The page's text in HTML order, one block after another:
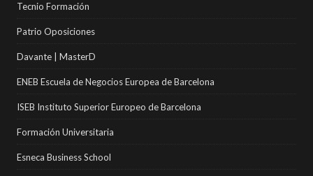
Tecnio Formación
Patrio Oposiciones
Davante | MasterD
ENEB Escuela de Negocios Europea de Barcelona
ISEB Instituto Superior Europeo de Barcelona
Formación Universitaria
Esneca Business School